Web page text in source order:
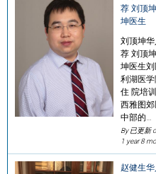
荐 刘顶
坤医生
刘顶坤
荐 刘顶
坤医生
利湖医
住 院培
⻄雅图郊
中部的…
By 已更新
1 year 8
赵健生